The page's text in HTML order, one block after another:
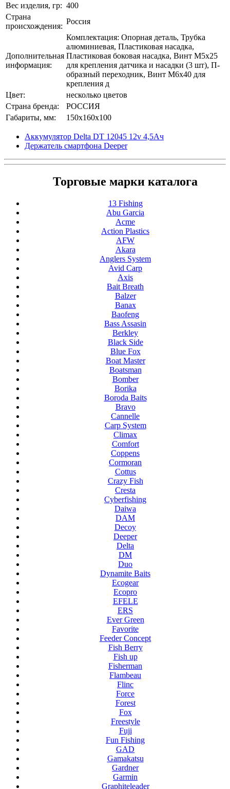
Вес изделия, гр: 400
Страна
происхождения:
Россия
Дополнительная
информация:
Комплектация: Опорная деталь, Трубка
алюминиевая, Пластиковая насадка,
Пластиковая боковая насадка, Винт М5х25
для крепления датчика и насадки (3 шт), П-
образный переходник, Винт М6х40 для
крепления д
Цвет:
несколько цветов
Страна бренда:
РОССИЯ
Габариты, мм:
150x160x100
Аккумулятор Delta DT 12045 12v 4,5Ач
Держатель смартфона Deeper
Торговые марки каталога
13 Fishing
Abu Garcia
Acme
Action Plastics
AFW
Akara
Anglers System
Avid Carp
Axis
Bait Breath
Balzer
Banax
Baofeng
Bass Assasin
Berkley
Black Side
Blue Fox
Boat Master
Boatsman
Bomber
Borika
Boroda Baits
Bravo
Cannelle
Carp System
Climax
Comfort
Coppens
Cormoran
Cottus
Crazy Fish
Cresta
Cyberfishing
Daiwa
DAM
Decoy
Deeper
Delta
DM
Duo
Dynamite Baits
Ecogear
Ecopro
EFELE
ERS
Ever Green
Favorite
Feeder Concept
Fish Berry
Fish up
Fisherman
Flambeau
Flinc
Force
Forest
Fox
Freestyle
Fuji
Fun Fishing
GAD
Gamakatsu
Gardner
Garmin
Graphiteleader